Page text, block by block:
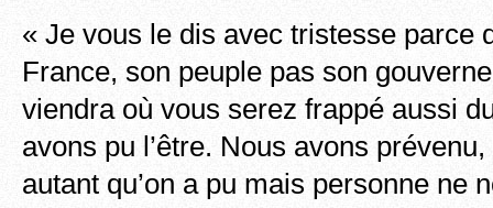
« Je vous le dis avec tristesse parce
France, son peuple pas son
viendra où vous serez frappé aussi
avons pu l’être. Nous avons prévenu,
autant qu’on a pu mais personne ne